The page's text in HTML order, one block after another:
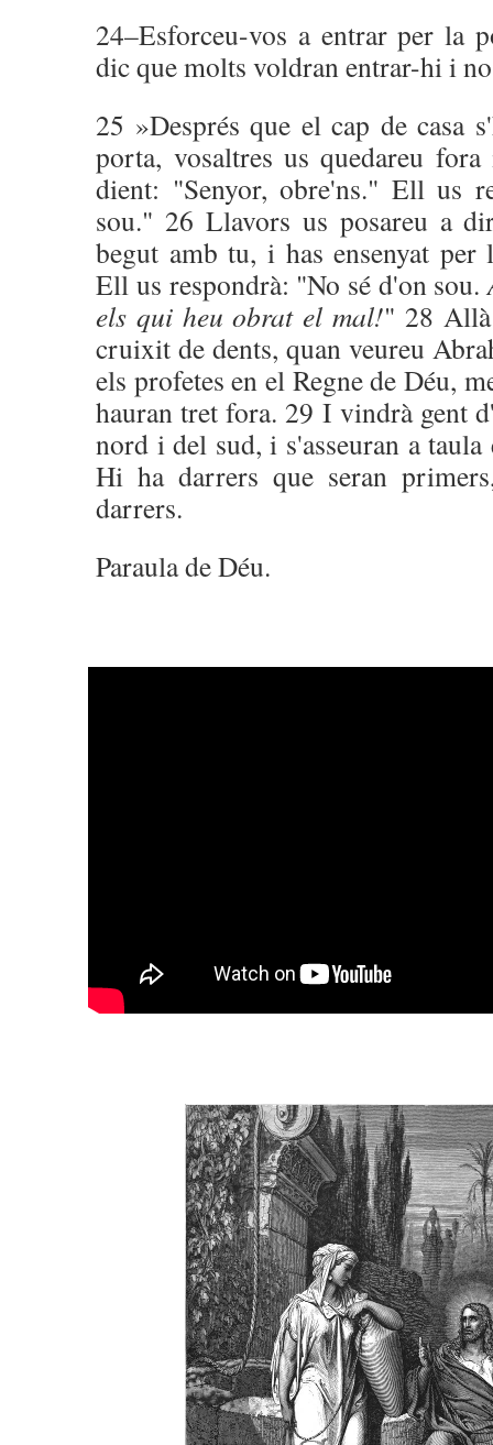
24–Esforceu-vos a entrar per la
dic que molts voldran entrar-hi i
25 »Després que el cap de casa
porta, vosaltres us quedareu
dient: "Senyor, obre'ns." Ell us
sou." 26 Llavors us posareu a
begut amb tu, i has ensenyat per
Ell us respondrà: "No sé d'on sou.
els qui heu obrat el mal!" 28
cruixit de dents, quan veureu
els profetes en el Regne de Déu,
hauran tret fora. 29 I vindrà gent
nord i del sud, i s'asseuran a
Hi ha darrers que seran
darrers.
Paraula de Déu.